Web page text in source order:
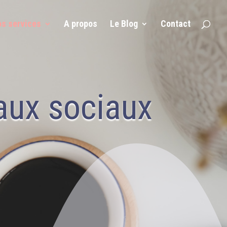
services A propos Le Blog Contact
sociaux